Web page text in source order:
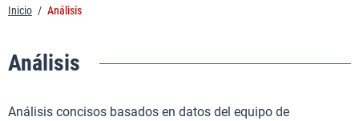
Inicio / Análisis
Análisis
Análisis concisos basados en datos del equipo de